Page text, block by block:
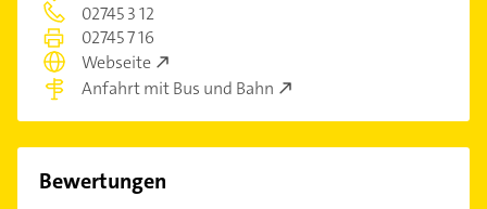
02745 3 12
02745 7 16
Webseite
Anfahrt mit Bus und Bahn
Bewertungen